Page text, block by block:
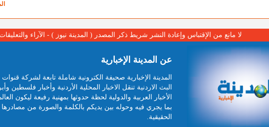
لا مانع من الإقتباس وإعادة النشر شريط ذكر المصدر ( المدينة نيوز ) - الآراء
عن المدينة الإخبارية
المدينة الإخبارية صحيفة الكترونية شاملة تابعة لشركة قنوات
البث الاردنية تنقل الاخبار المحلية الأردنية وأخبار فلسطين
الأخبار العربية والدولية لحظة حدوثها بمهنية رفيعة ليكون
بما يجري فيه وحوله بين يديكم بالكلمة والصورة من مصادرها
الحقيقية.